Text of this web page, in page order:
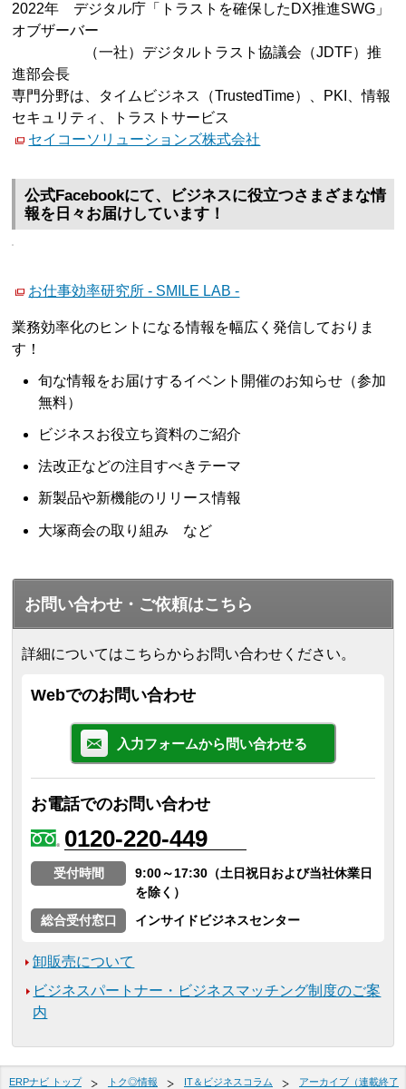
2022年 デジタル庁「トラストを確保したDX推進SWG」
オブザーバー
（一社）デジタルトラスト協議会（JDTF）推
進部会長
専門分野は、タイムビジネス（TrustedTime）、PKI、情報
セキュリティ、トラストサービス
セイコーソリューションズ株式会社
公式Facebookにて、ビジネスに役立つさまざまな情
報を日々お届けしています！
お仕事効率研究所 - SMILE LAB -
業務効率化のヒントになる情報を幅広く発信しておりま
す！
旬な情報をお届けするイベント開催のお知らせ（参加
無料）
ビジネスお役立ち資料のご紹介
法改正などの注目すべきテーマ
新製品や新機能のリリース情報
大塚商会の取り組み など
お問い合わせ・ご依頼はこちら
詳細についてはこちらからお問い合わせください。
Webでのお問い合わせ
入力フォームから問い合わせる
お電話でのお問い合わせ
0120-220-449
受付時間
9:00～17:30（土日祝日および当社休業日
を除く）
総合受付窓口
インサイドビジネスセンター
卸販売について
ビジネスパートナー・ビジネスマッチング制度のご案
内
ERPナビ トップ トク◎情報 IT＆ビジネスコラム
アーカイブ（連載終了